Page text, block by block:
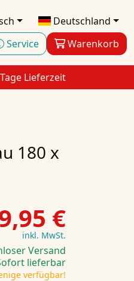
Deutschland
Service
Warenkorb
Lieferzeit
180 x
€
inkl. MwSt.
Versand
lieferbar
verfügbar!